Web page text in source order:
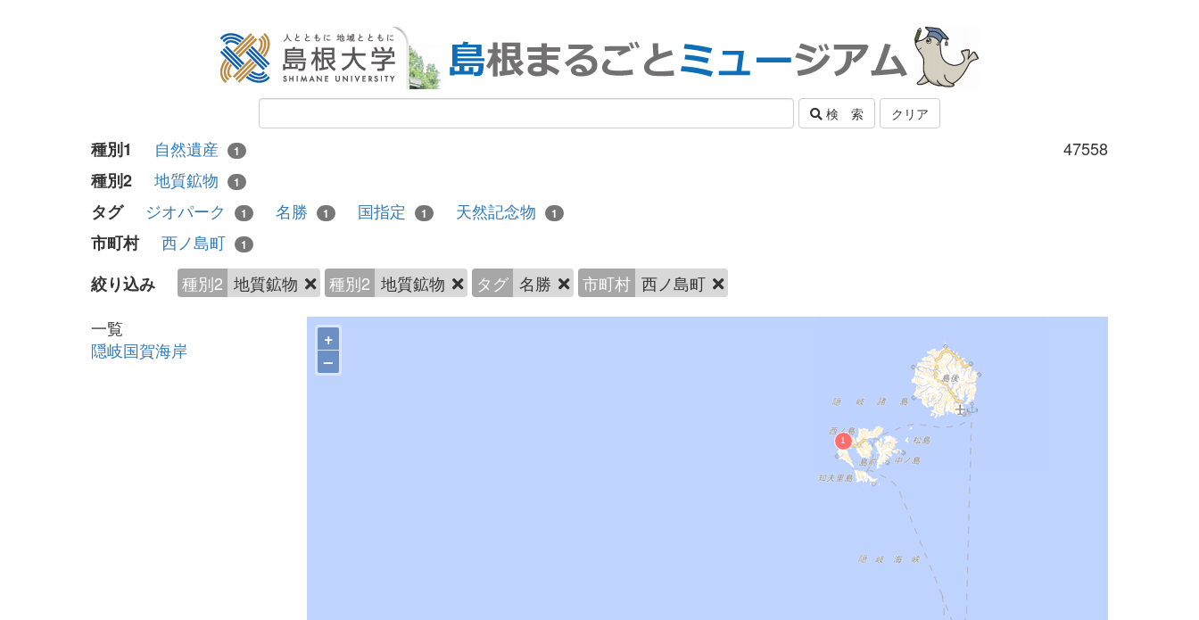
検 索 クリア
47558
種別1 自然遺産 1
種別2 地質鉱物 1
タグ ジオパーク 1 名勝 1 国指定 1 天然記念物 1
市町村 西ノ島町 1
絞り込み 種別2 地質鉱物 種別2 地質鉱物 タグ 名勝 市町村 西ノ島町
一覧
隠岐国賀海岸
+
–